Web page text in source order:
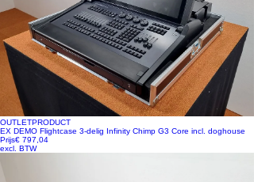
OUTLETPRODUCT
EX DEMO Flightcase 3-delig Infinity Chimp G3 Core incl. doghouse
Prijs€ 797,04
excl. BTW